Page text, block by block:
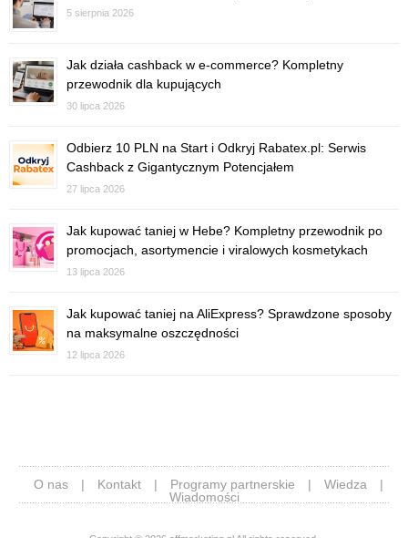
5 sierpnia 2026
Jak działa cashback w e-commerce? Kompletny
przewodnik dla kupujących
30 lipca 2026
Odbierz 10 PLN na Start i Odkryj Rabatex.pl: Serwis
Cashback z Gigantycznym Potencjałem
27 lipca 2026
Jak kupować taniej w Hebe? Kompletny przewodnik po
promocjach, asortymencie i viralowych kosmetykach
13 lipca 2026
Jak kupować taniej na AliExpress? Sprawdzone sposoby
na maksymalne oszczędności
12 lipca 2026
O nas | Kontakt | Programy partnerskie | Wiedza
|
Wiadomości